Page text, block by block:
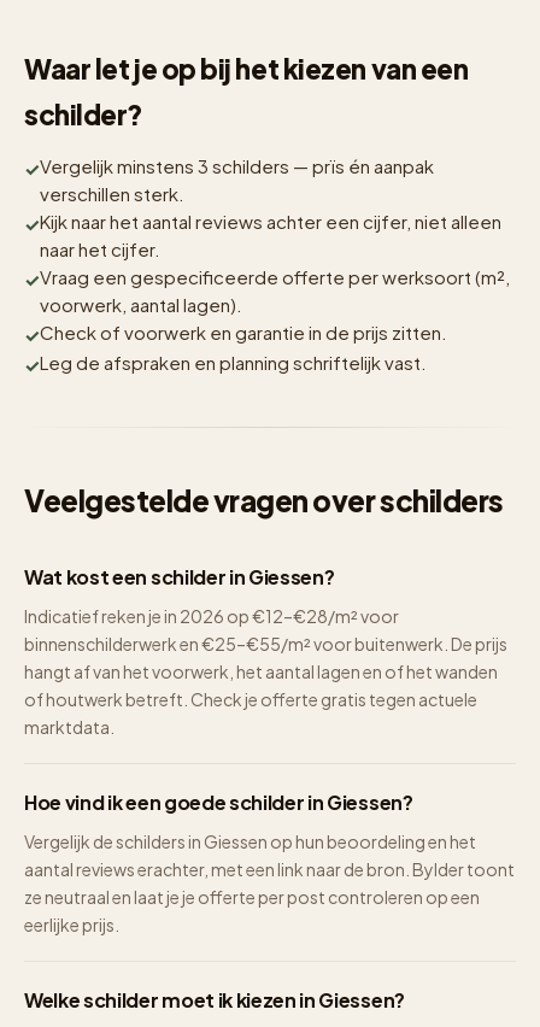
Waar let je op bij het kiezen van een
schilder?
Vergelijk minstens 3 schilders — prïs én aanpak
verschillen sterk.
Kijk naar het aantal reviews achter een cijfer, niet alleen
naar het cijfer.
Vraag een gespecificeerde offerte per werksoort (m²,
voorwerk, aantal lagen).
Check of voorwerk en garantie in de prijs zitten.
Leg de afspraken en planning schriftelijk vast.
Veelgestelde vragen over schilders
Wat kost een schilder in Giessen?
Indicatief reken je in 2026 op €12–€28/m² voor
binnenschilderwerk en €25–€55/m² voor buitenwerk. De prijs
hangt af van het voorwerk, het aantal lagen en of het wanden
of houtwerk betreft. Check je offerte gratis tegen actuele
marktdata.
Hoe vind ik een goede schilder in Giessen?
Vergelijk de schilders in Giessen op hun beoordeling en het
aantal reviews erachter, met een link naar de bron. Bylder toont
ze neutraal en laat je je offerte per post controleren op een
eerlijke prijs.
Welke schilder moet ik kiezen in Giessen?